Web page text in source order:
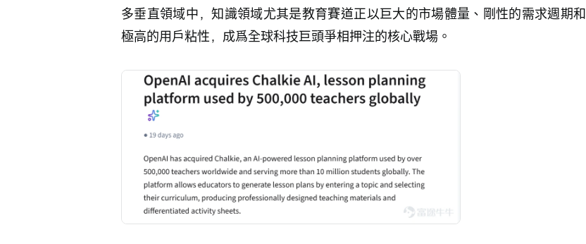
多垂直領域中，知識領域尤其是教育賽道正以巨大的市場體量、剛性的需求週期和
極高的用戶粘性，成爲全球科技巨頭爭相押注的核心戰場。